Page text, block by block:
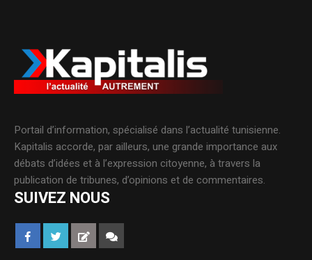
Portail d’information, spécialisé dans l’actualité tunisienne.
Kapitalis accorde, par ailleurs, une grande importance aux
débats d’idées et à l’expression citoyenne, à travers la
publication de tribunes, d’opinions et de commentaires.
SUIVEZ NOUS